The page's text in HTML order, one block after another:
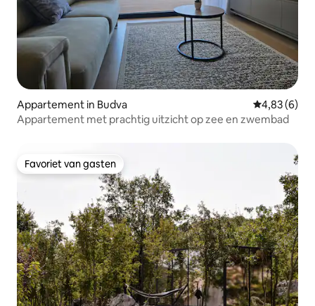
Appartement in Budva Gemiddelde
4,83 (6)
Appartement met prachtig uitzicht op zee en zwembad
Favoriet van gasten
Favoriet van gasten